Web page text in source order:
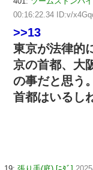
00:16:22.34 ID:v/
>>13
東京が法律的
京の首都、大
の事だと思う
首都はいるし